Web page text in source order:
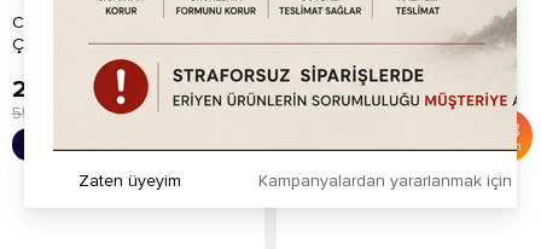
Chocoworld Bitter Waffle
Çikolatası (1kg)
İndirim
229.20 TL
550.00
Chocoworld Beyaz Waffle
Çikolatası (1kg)
58
İndirim
189.20TL
450.00TL
Kampanyalardan yararlanmak için
Zaten üyeyim